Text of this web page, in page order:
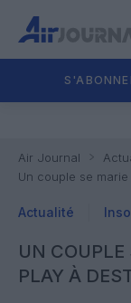
Air Journal
Un couple se marie
Actualité
UN COUPLE
PLAY À